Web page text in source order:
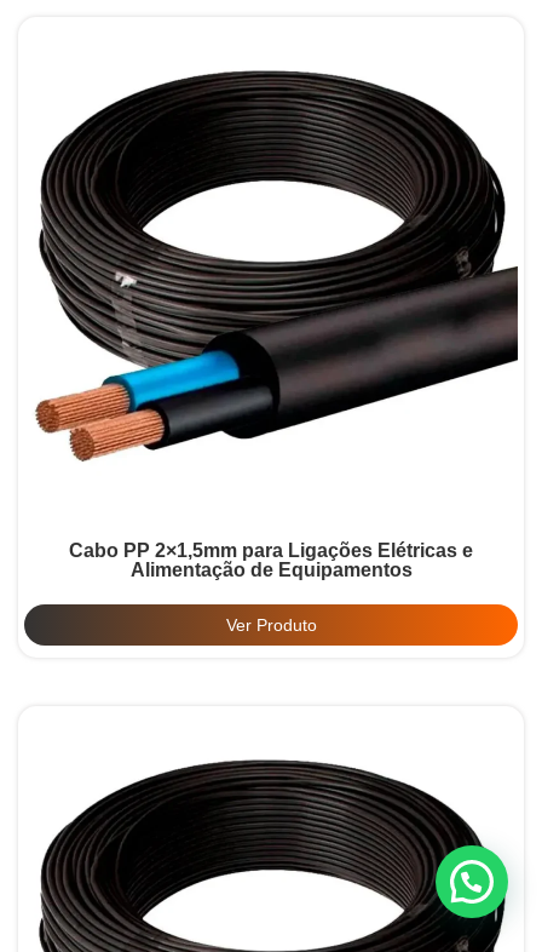
Cabo PP 2×1,5mm para Ligações Elétricas e
Alimentação de Equipamentos
Ver Produto